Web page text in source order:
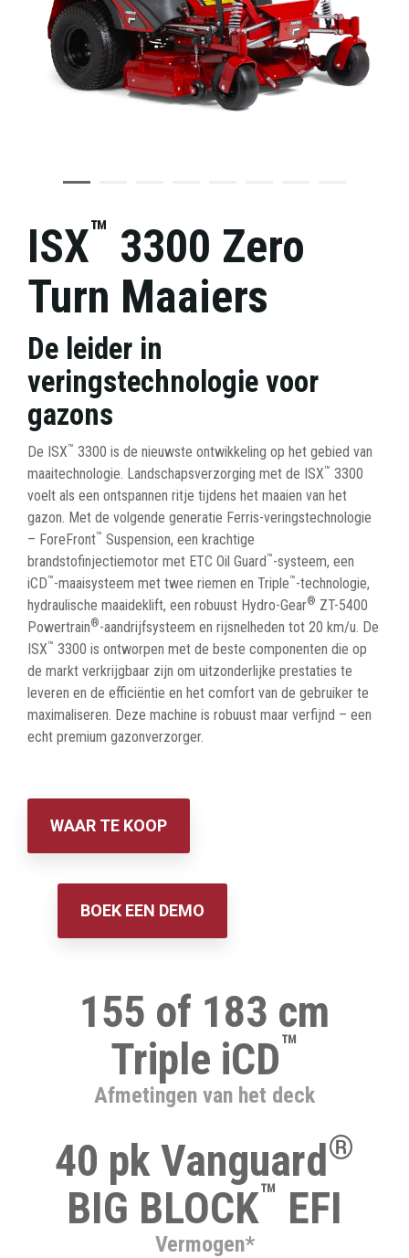
ISX™ 3300 Zero
Turn Maaiers
De leider in
veringstechnologie voor
gazons
De ISX™ 3300 is de nieuwste ontwikkeling op het gebied van
maaitechnologie. Landschapsverzorging met de ISX™ 3300
voelt als een ontspannen ritje tijdens het maaien van het
gazon. Met de volgende generatie Ferris-veringstechnologie
– ForeFront™ Suspension, een krachtige
brandstofinjectiemotor met ETC Oil Guard™-systeem, een
iCD™-maaisysteem met twee riemen en Triple™-technologie,
hydraulische maaideklift, een robuust Hydro-Gear® ZT-5400
Powertrain®-aandrijfsysteem en rijsnelheden tot 20 km/u. De
ISX™ 3300 is ontworpen met de beste componenten die op
de markt verkrijgbaar zijn om uitzonderlijke prestaties te
leveren en de efficiëntie en het comfort van de gebruiker te
maximaliseren. Deze machine is robuust maar verfijnd – een
echt premium gazonverzorger.
WAAR TE KOOP
BOEK EEN DEMO
Afmetingen van het deck
155 of 183 cm
Triple iCD™
Vermogen*
40 pk Vanguard®
BIG BLOCK™ EFI